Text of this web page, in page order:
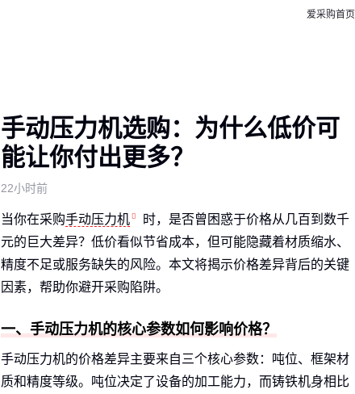
爱采购首页
手动压力机选购：为什么低价可
能让你付出更多？
22小时前
当你在采购手动压力机
时，是否曾困惑于价格从几百到数千
元的巨大差异？低价看似节省成本，但可能隐藏着材质缩水、
精度不足或服务缺失的风险。本文将揭示价格差异背后的关键
因素，帮助你避开采购陷阱。
一、手动压力机的核心参数如何影响价格？
手动压力机的价格差异主要来自三个核心参数：吨位、框架材
质和精度等级。吨位决定了设备的加工能力，而铸铁机身相比